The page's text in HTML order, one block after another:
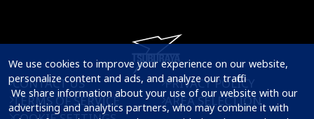
CONTACT US
PRIVACY POLICY
TERMS OF SERVICE
AREA SELECTION
We use cookies to improve your experience on our website,
personalize content and ads, and analyze our traffic.
advertising and analytics partners, who may combine it with